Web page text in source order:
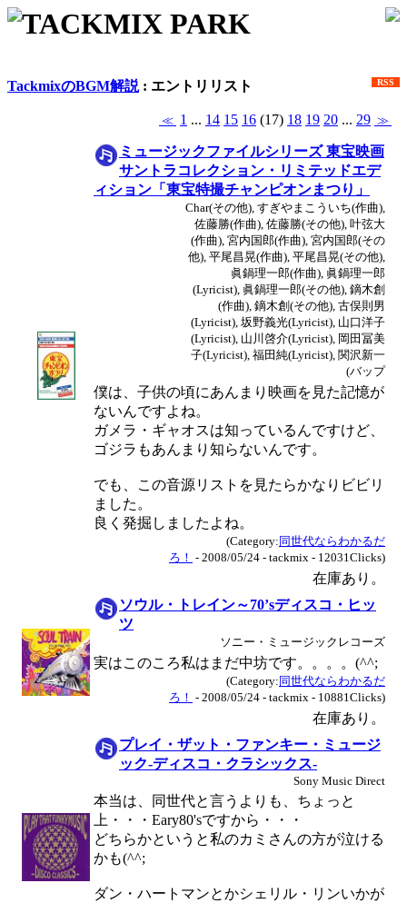
TACKMIX PARK
RSS
TackmixのBGM解説: エントリリスト
≪ 1 ... 14 15 16 (17) 18 19 20 ... 29 ≫
ミュージックファイルシリーズ 東宝映画
サントラコレクション・リミテッドエデ
ィション「東宝特撮チャンピオンまつり」
Char(その他), すぎやまこういち(作曲),
佐藤勝(作曲), 佐藤勝(その他), 叶弦大
(作曲), 宮内国郎(作曲), 宮内国郎(その
他), 平尾昌晃(作曲), 平尾昌晃(その他),
眞鍋理一郎(作曲), 眞鍋理一郎
(Lyricist), 眞鍋理一郎(その他), 鏑木創
(作曲), 鏑木創(その他), 古俣則男
(Lyricist), 坂野義光(Lyricist), 山口洋子
(Lyricist), 山川啓介(Lyricist), 岡田冨美
子(Lyricist), 福田純(Lyricist), 関沢新一
(バップ
僕は、子供の頃にあんまり映画を見た記憶が
ないんですよね。
ガメラ・ギャオスは知っているんですけど、
ゴジラもあんまり知らないんです。
でも、この音源リストを見たらかなりビビリ
ました。
良く発掘しましたよね。
(Category: 同世代ならわかるだ
ろ！ - 2008/05/24 - tackmix - 12031Clicks)
在庫あり。
ソウル・トレイン～70’sディスコ・ヒッ
ツ
ソニー・ミュージックレコーズ
実はこのころ私はまだ中坊です。。。。(^^;
(Category: 同世代ならわかるだ
ろ！ - 2008/05/24 - tackmix - 10881Clicks)
在庫あり。
プレイ・ザット・ファンキー・ミュージ
ック-ディスコ・クラシックス-
Sony Music Direct
本当は、同世代と言うよりも、ちょっと
上・・・Eary80'sですから・・・
どちらかというと私のカミさんの方が泣ける
かも(^^;
ダン・ハートマンとかシェリル・リンいかが